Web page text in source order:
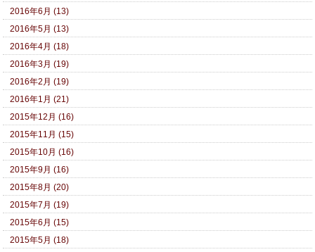
2016年6月 (13)
2016年5月 (13)
2016年4月 (18)
2016年3月 (19)
2016年2月 (19)
2016年1月 (21)
2015年12月 (16)
2015年11月 (15)
2015年10月 (16)
2015年9月 (16)
2015年8月 (20)
2015年7月 (19)
2015年6月 (15)
2015年5月 (18)